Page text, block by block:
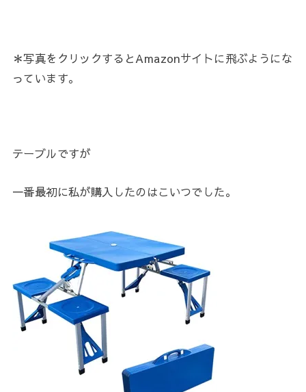
＊写真をクリックするとAmazonサイトに飛ぶようにな
っています。
テーブルですが
一番最初に私が購入したのはこいつでした。